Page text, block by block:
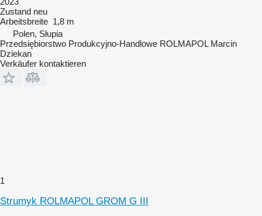
Zustand neu
Arbeitsbreite 1,8 m
Polen, Słupia
Przedsiębiorstwo Produkcyjno-Handlowe ROLMAPOL Marcin
Dziekan
Verkäufer kontaktieren
1
Strumyk ROLMAPOL GROM G III